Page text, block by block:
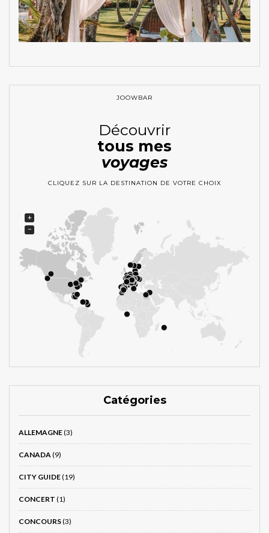
JOOWBAR
Découvrir
tous mes
voyages
CLIQUEZ SUR LA DESTINATION DE VOTRE CHOIX
+
−
Catégories
ALLEMAGNE(3)
CANADA (9)
CITY GUIDE(19)
CONCERT (1)
CONCOURS(3)